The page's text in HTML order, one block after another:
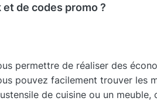
de codes promo ?
permettre de réaliser des
pouvez facilement trouver les
de cuisine ou un meuble,